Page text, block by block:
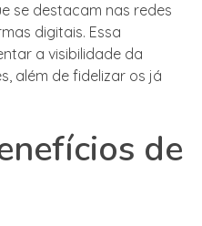
se destacam nas redes
digitais. Essa
a visibilidade da
além de fidelizar os já
de